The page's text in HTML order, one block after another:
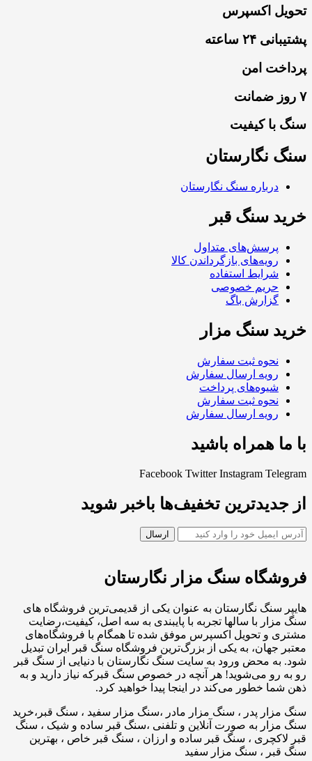
تحویل اکسپرس
پشتیبانی ۲۴ ساعته
پرداخت امن
۷ روز ضمانت
سنگ با کیفیت
سنگ نگارستان
درباره سنگ نگارستان
خرید سنگ قبر
پرسش‌های متداول
رویه‌های بازگرداندن کالا
شرایط استفاده
حریم خصوصی
گزارش باگ
خرید سنگ مزار
نحوه ثبت سفارش
رویه ارسال سفارش
شیوه‌های پرداخت
نحوه ثبت سفارش
رویه ارسال سفارش
با ما همراه باشید
Facebook Twitter Instagram Telegram
از جدیدترین تخفیف‌ها باخبر شوید
فروشگاه سنگ مزار نگارستان
هایپر سنگ نگارستان به عنوان یکی از قدیمی‌ترین فروشگاه های
سنگ مزار با سالها تجربه با پایبندی به سه اصل، کیفیت،رضایت
مشتری و تحویل اکسپرس موفق شده تا همگام با فروشگاه‌های
معتبر جهان، به یکی از بزرگ‌ترین فروشگاه سنگ قبر ایران تبدیل
شود. به محض ورود به سایت سنگ نگارستان با دنیایی از سنگ قبر
رو به رو می‌شوید! هر آنچه در خصوص سنگ قبرکه نیاز دارید و به
ذهن شما خطور می‌کند در اینجا پیدا خواهید کرد.
سنگ مزار پدر ، سنگ مزار مادر ،سنگ مزار سفید ، سنگ قبر،خرید
سنگ مزار به صورت آنلاین و تلفنی ،سنگ قبر ساده و شیک ، سنگ
قبر لاکچری ، سنگ قبر ساده و ارزان ، سنگ قبر خاص ، بهترین
سنگ قبر ، سنگ مزار سفید